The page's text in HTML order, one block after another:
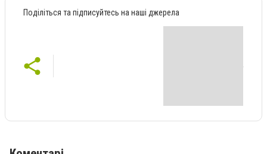
Поділіться та підписуйтесь на наші джерела